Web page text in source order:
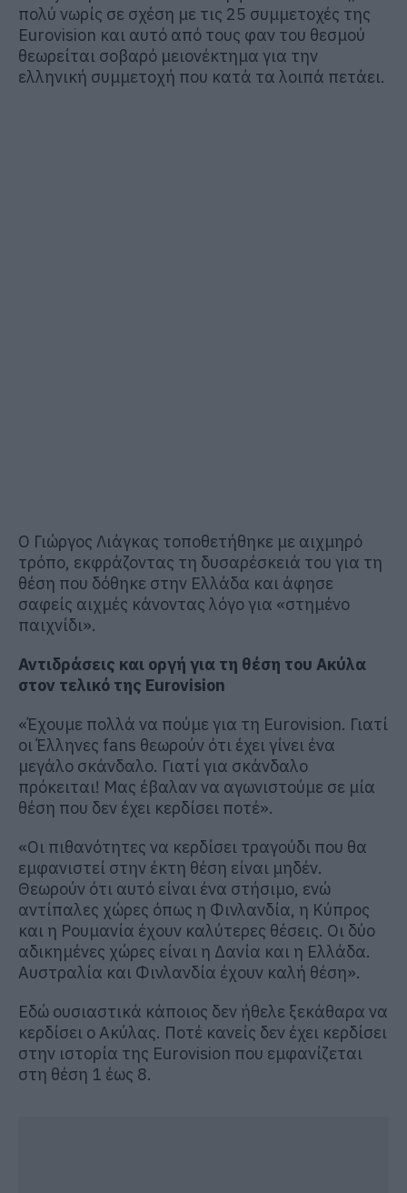
πολύ νωρίς σε σχέση με τις 25 συμμετοχές της
Eurovision και αυτό από τους φαν του θεσμού
θεωρείται σοβαρό μειονέκτημα για την
ελληνική συμμετοχή που κατά τα λοιπά πετάει.
Ο Γιώργος Λιάγκας τοποθετήθηκε με αιχμηρό
τρόπο, εκφράζοντας τη δυσαρέσκειά του για τη
θέση που δόθηκε στην Ελλάδα και άφησε
σαφείς αιχμές κάνοντας λόγο για «στημένο
παιχνίδι».
Αντιδράσεις και οργή για τη θέση του Ακύλα
στον τελικό της Eurovision
«Έχουμε πολλά να πούμε για τη Eurovision. Γιατί
οι Έλληνες fans θεωρούν ότι έχει γίνει ένα
μεγάλο σκάνδαλο. Γιατί για σκάνδαλο
πρόκειται! Μας έβαλαν να αγωνιστούμε σε μία
θέση που δεν έχει κερδίσει ποτέ».
«Οι πιθανότητες να κερδίσει τραγούδι που θα
εμφανιστεί στην έκτη θέση είναι μηδέν.
Θεωρούν ότι αυτό είναι ένα στήσιμο, ενώ
αντίπαλες χώρες όπως η Φινλανδία, η Κύπρος
και η Ρουμανία έχουν καλύτερες θέσεις. Οι δύο
αδικημένες χώρες είναι η Δανία και η Ελλάδα.
Αυστραλία και Φινλανδία έχουν καλή θέση».
Εδώ ουσιαστικά κάποιος δεν ήθελε ξεκάθαρα να
κερδίσει ο Ακύλας. Ποτέ κανείς δεν έχει κερδίσει
στην ιστορία της Εurovision που εμφανίζεται
στη θέση 1 έως 8.